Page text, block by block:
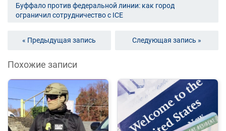
Буффало против федеральной линии: как город
ограничил сотрудничество с ICE
« Предыдущая запись Следующая запись »
Похожие записи